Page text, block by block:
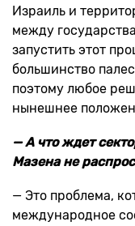
Израиль и
между
запустить этот
большинство
поэтому любое
нынешнее
— А что ждет
Мазена не
— Это проблема,
международное